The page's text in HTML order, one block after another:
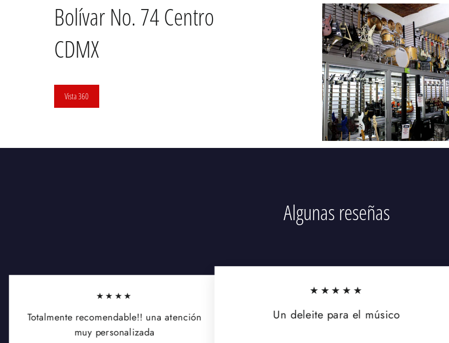
Bolívar No. 74 Centro
CDMX
Vista 360
Algunas reseñas
★★★★
Totalmente recomendable!! una atención
muy personalizada
★★★★★
Un deleite para el músico